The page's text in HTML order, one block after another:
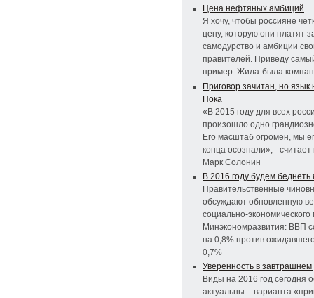
Цена нефтяных амбиций
Я хочу, чтобы россияне
цену, которую они платят
самодурство и амбиции
правителей. Приведу
пример. Жила-была
Приговор зачитан, но язык
Пока
«В 2015 году для всех
произошло одно
Его масштаб огромен, мы
конца осознали», - считает
Марк Солонин
В 2016 году будем беднеть
Правительственные
обсуждают обновленную
социально-экономического
Минэкономразвития: ВВП
на 0,8% против
0,7%
Уверенность в завтрашнем
Виды на 2016 год сегодня
актуальны – варианта